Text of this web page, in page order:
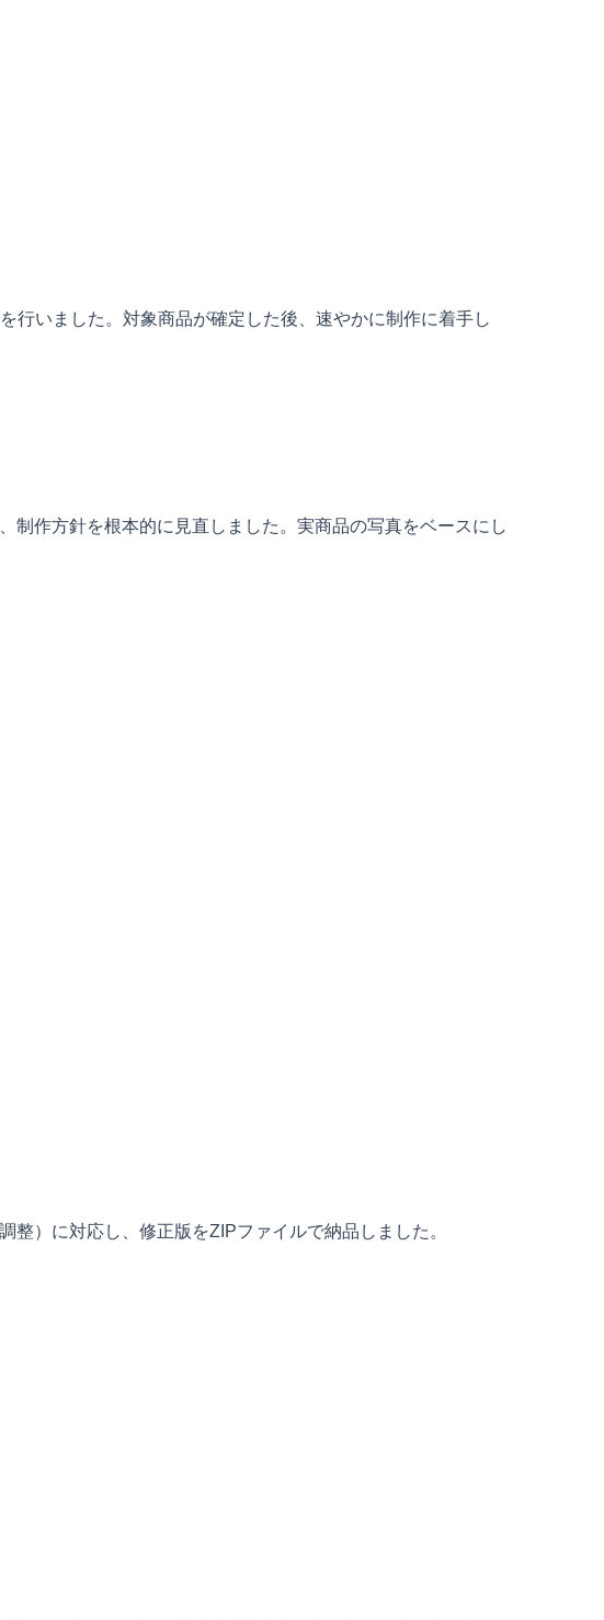
行いました。対象商品が確定した後、速やかに制作に着手し
制作方針を根本的に見直しました。実商品の写真をベースにし
）に対応し、修正版をZIPファイルで納品しました。